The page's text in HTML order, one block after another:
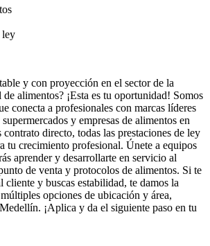
ley
y con proyección en el sector de la
alimentos? ¡Esta es tu oportunidad! Somos
conecta a profesionales con marcas líderes
y empresas de alimentos en
directo, todas las prestaciones de ley
tu crecimiento profesional. Únete a equipos
aprender y desarrollarte en servicio al
de venta y protocolos de alimentos. Si te
cliente y buscas estabilidad, te damos la
opciones de ubicación y área,
¡Aplica y da el siguiente paso en tu